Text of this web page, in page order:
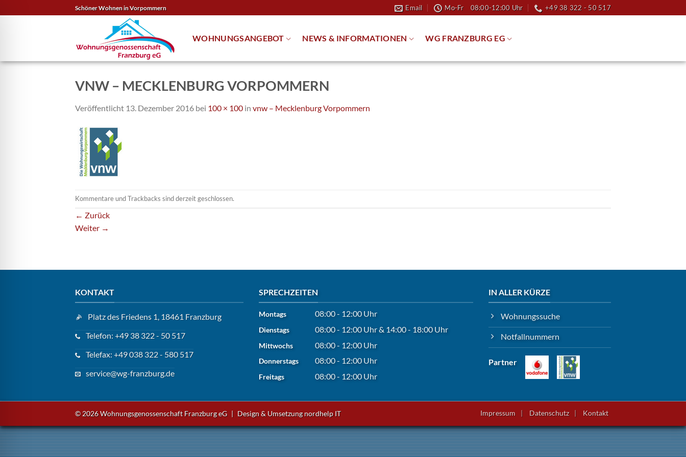
Inhalt
Schöner Wohnen in Vorpommern Email Mo-Fr 08:00-12:00 Uhr +49 38 322 - 50 517
WOHNUNGSANGEBOT NEWS & INFORMATIONEN WG FRANZBURG EG
VNW – MECKLENBURG VORPOMMERN
Veröffentlicht 13. Dezember 2016 bei 100 × 100 in vnw – Mecklenburg Vorpommern
Kommentare und Trackbacks sind derzeit geschlossen.
← Zurück
Weiter →
KONTAKT
Platz des Friedens 1, 18461 Franzburg
Telefon: +49 38 322 - 50 517
Telefax: +49 038 322 - 580 517
service@wg-franzburg.de
SPRECHZEITEN
Montags 08:00 - 12:00 Uhr
Dienstags 08:00 - 12:00 Uhr& 14:00 - 18:00 Uhr
Mittwochs 08:00 - 12:00 Uhr
Donnerstags 08:00 - 12:00 Uhr
Freitags 08:00 - 12:00 Uhr
IN ALLER KÜRZE
Wohnungssuche
Notfallnummern
Partner
Impressum Datenschutz Kontakt
© 2026 Wohnungsgenossenschaft Franzburg eG | Design & Umsetzungnordhelp IT